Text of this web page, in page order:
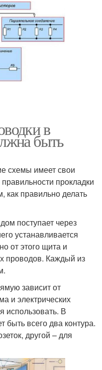
в
быть
схемы имеет свои
прокладки
как правильно делать
поступает через
устанавливается
от этого щита и
проводов. Каждый из
зависит от
и электрических
использовать. В
всего два контура.
другой – для